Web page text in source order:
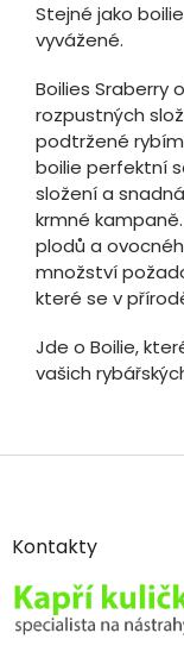
Stejné jako
vyvážené.
Boilies Sraberry
rozpustných
podtržené
boilie perfektní
složení a
krmné
plodů a
množství
které se v
Jde o Boilie,
vašich
Z
aKontakty